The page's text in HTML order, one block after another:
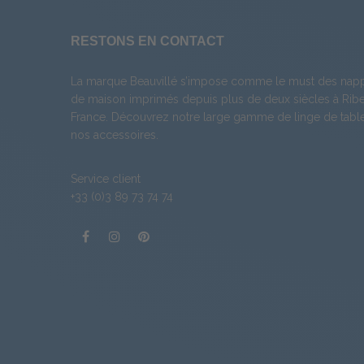
RESTONS EN CONTACT
La marque Beauvillé s’impose comme le must des
de maison imprimés depuis plus de deux siècles à
France. Découvrez notre large gamme de linge de
nos accessoires
Service client
+33 (0)3 89 73 74 74